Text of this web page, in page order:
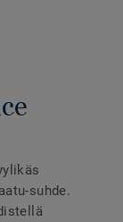
suhde.